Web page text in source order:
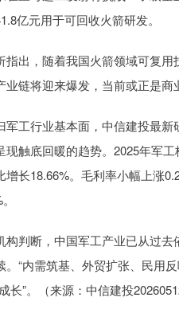
亿元用于可回收火箭研发。
，随着我国火箭领域可复用
业链将迎来爆发，当前或正是商
工行业基本面，中信建投最新
现触底回暖的趋势。2025年军
增长18.66%。毛利率小幅上涨
判断，中国军工产业已从过去
。“内需筑基、外贸扩张、民用
长”。（来源：中信建投